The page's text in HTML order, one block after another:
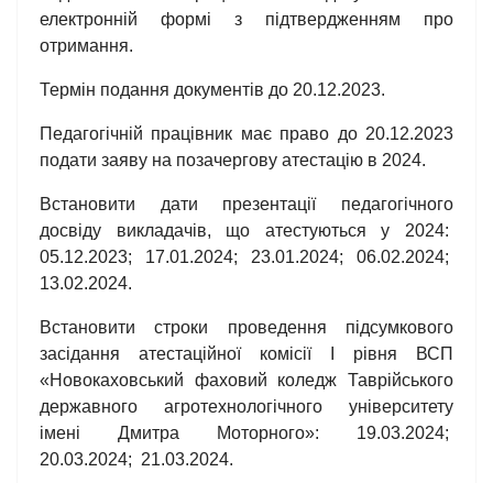
електронній формі з підтвердженням про
отримання.
Термін подання документів до 20.12.2023.
Педагогічній працівник має право до 20.12.2023
подати заяву на позачергову атестацію в 2024.
Встановити дати презентації педагогічного
досвіду викладачів, що атестуються у 2024:
05.12.2023; 17.01.2024; 23.01.2024; 06.02.2024;
13.02.2024.
Встановити строки проведення підсумкового
засідання атестаційної комісії І рівня ВСП
«Новокаховський фаховий коледж Таврійського
державного агротехнологічного університету
імені Дмитра Моторного»: 19.03.2024;
20.03.2024; 21.03.2024.